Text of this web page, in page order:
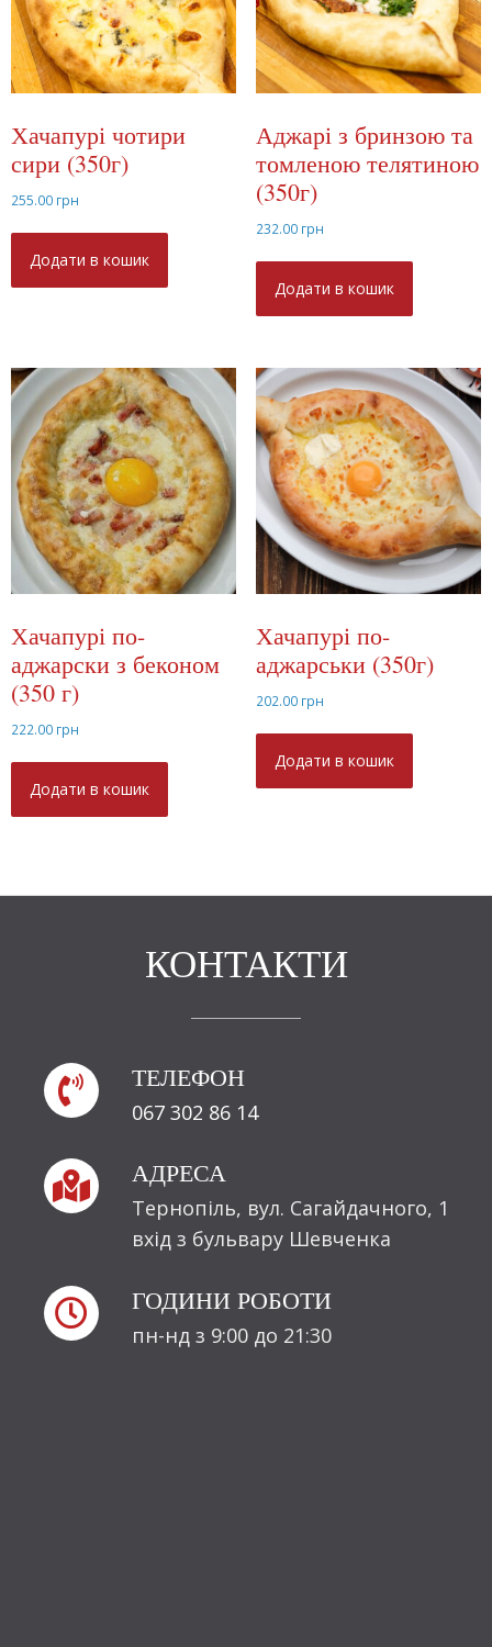
Хачапурі чотири
сири (350г)
255.00 грн
Додати в кошик
Аджарі з бринзою та
томленою телятиною
(350г)
232.00 грн
Додати в кошик
Хачапурі по-
аджарски з беконом
(350 г)
222.00 грн
Додати в кошик
Хачапурі по-
аджарськи (350г)
202.00 грн
Додати в кошик
КОНТАКТИ
 ТЕЛЕФОН
067 302 86 14
 АДРЕСА
Тернопіль, вул. Сагайдачного, 1
вхід з бульвару Шевченка
 ГОДИНИ РОБОТИ
пн-нд з 9:00 до 21:30